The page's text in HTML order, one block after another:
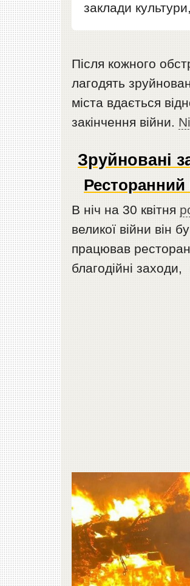
заклади
Після кожного
лагодять
міста вдається
закінчення війни.
Зруйновані
В ніч на 30 квітня
великої війни він
працював
благодійні